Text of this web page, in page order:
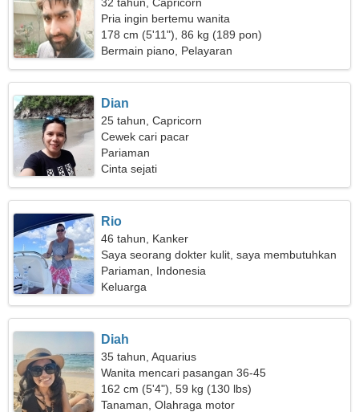
Pria ingin bertemu wanita
178 cm (5'11"), 86 kg (189 pon)
Bermain piano, Pelayaran
Dian
25 tahun, Capricorn
Cewek cari pacar
Pariaman
Cinta sejati
Rio
46 tahun, Kanker
Saya seorang dokter kulit, saya membutuhkan
wanita yang luar biasa
Pariaman, Indonesia
Keluarga
Diah
35 tahun, Aquarius
Wanita mencari pasangan 36-45
162 cm (5'4"), 59 kg (130 lbs)
Tanaman, Olahraga motor